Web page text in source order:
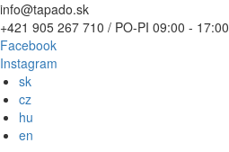
Skip
to
main
content
info@tapado.sk
+421 905 267 710 / PO-PI 09:00 - 17:00
Facebook
Instagram
sk
cz
hu
en